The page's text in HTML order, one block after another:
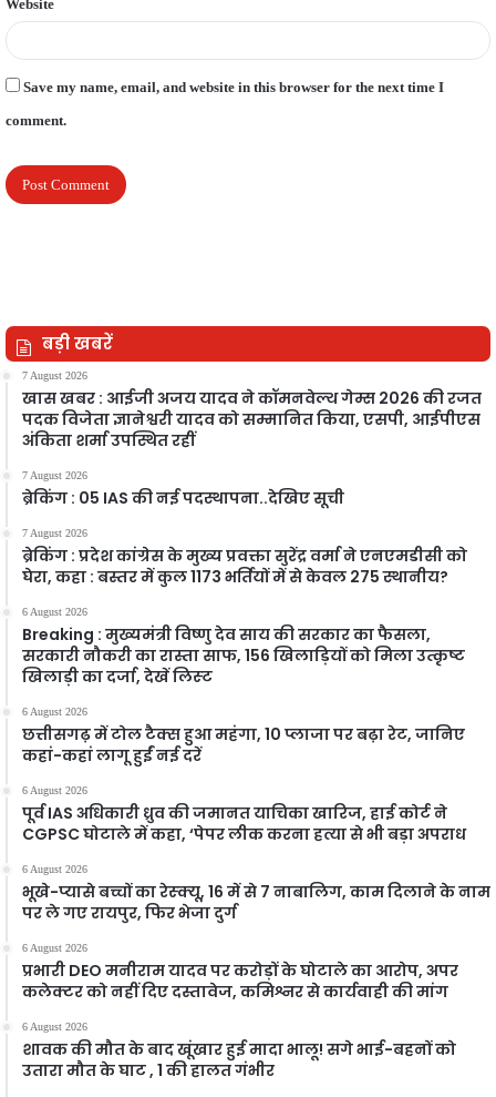
Website
Save my name, email, and website in this browser for the next time I
comment.
बड़ी खबरें
7 August 2026
खास खबर : आईजी अजय यादव ने कॉमनवेल्थ गेम्स 2026 की रजत
पदक विजेता ज्ञानेश्वरी यादव को सम्मानित किया, एसपी, आईपीएस
अंकिता शर्मा उपस्थित रहीं
7 August 2026
ब्रेकिंग : 05 IAS की नई पदस्थापना..देखिए सूची
7 August 2026
ब्रेकिंग : प्रदेश कांग्रेस के मुख्य प्रवक्ता सुरेंद्र वर्मा ने एनएमडीसी को
घेरा, कहा : बस्तर में कुल 1173 भर्तियों में से केवल 275 स्थानीय?
6 August 2026
Breaking : मुख्यमंत्री विष्णु देव साय की सरकार का फैसला,
सरकारी नौकरी का रास्ता साफ, 156 खिलाड़ियों को मिला उत्कृष्ट
खिलाड़ी का दर्जा, देखें लिस्‍ट
6 August 2026
छत्तीसगढ़ में टोल टैक्स हुआ महंगा, 10 प्लाजा पर बढ़ा रेट, जानिए
कहां-कहां लागू हुईं नई दरें
6 August 2026
पूर्व IAS अधिकारी ध्रुव की जमानत याचिका खारिज, हाई कोर्ट ने
CGPSC घोटाले में कहा, ‘पेपर लीक करना हत्या से भी बड़ा अपराध
6 August 2026
भूखे-प्यासे बच्चों का रेस्क्यू, 16 में से 7 नाबालिग, काम दिलाने के नाम
पर ले गए रायपुर, फिर भेजा दुर्ग
6 August 2026
प्रभारी DEO मनीराम यादव पर करोड़ों के घोटाले का आरोप, अपर
कलेक्टर को नहीं दिए दस्तावेज, कमिश्नर से कार्यवाही की मांग
6 August 2026
शावक की मौत के बाद खूंखार हुई मादा भालू! सगे भाई-बहनों को
उतारा मौत के घाट , 1 की हालत गंभीर